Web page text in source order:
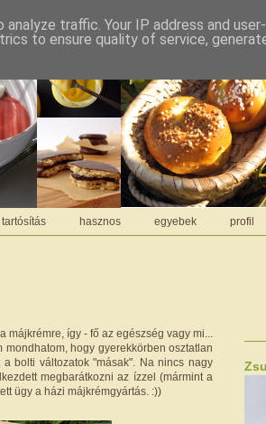
tartósítás hasznos egyebek profil
így - fő az egészség vagy mi...
hogy gyerekkörben osztatlan
bolti változatok "másak". Na nincs nagy
megbarátkozni az ízzel (mármint a
ügy a házi májkrémgyártás. :))
traffic. Your IP address and
to ensure quality of service,